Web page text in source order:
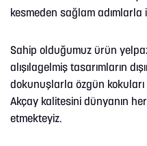
kesmeden sağlam adımlarla
Sahip olduğumuz ürün
alışılagelmiş tasarımların
dokunuşlarla özgün
Akçay kalitesini dünyanın
etmekteyiz.